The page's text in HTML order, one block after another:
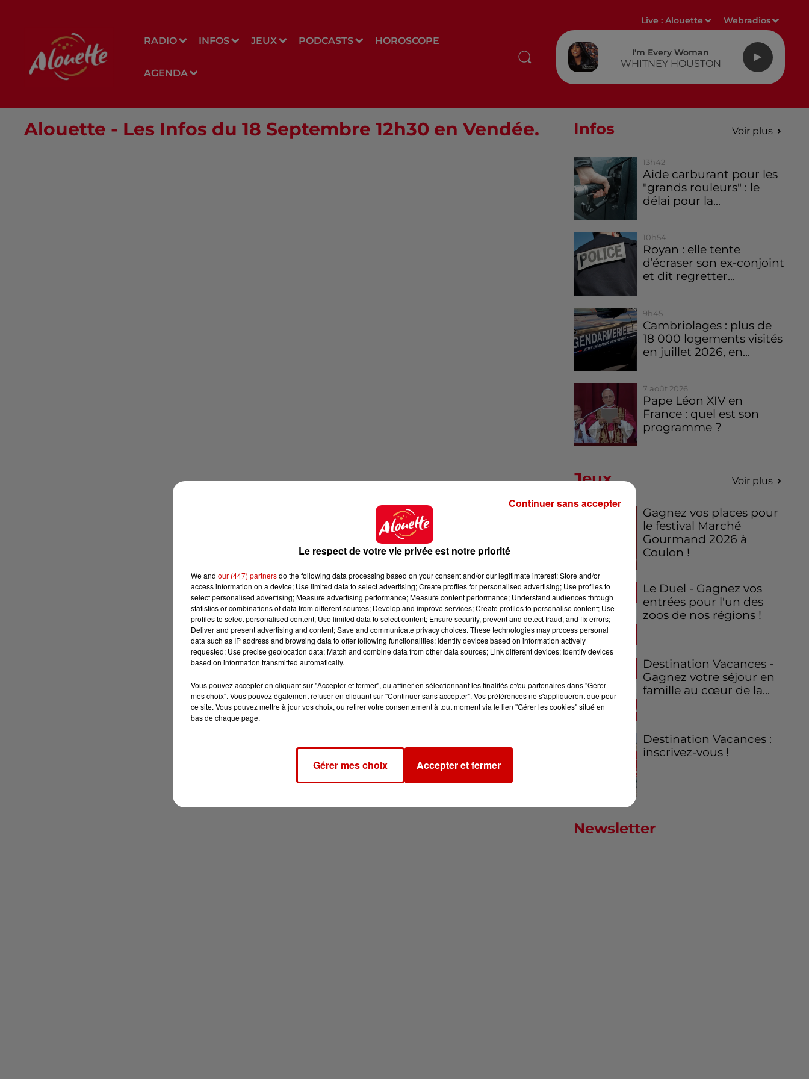
RADIO INFOS JEUX PODCASTS HOROSCOPE
AGENDA
Live :Alouette Webradios
I'm Every Woman
WHITNEY HOUSTON
Alouette - Les Infos du 18 Septembre 12h30 en Vendée. Infos Voir plus
13h42
Aide carburant pour les
"grands rouleurs" : le
délai pour la...
10h54
Royan : elle tente
d’écraser son ex-conjoint
et dit regretter...
9h45
Cambriolages : plus de
18 000 logements visités
en juillet 2026, en...
7 août 2026
Pape Léon XIV en
France : quel est son
programme ?
Jeux Voir plus
Gagnez vos places pour
le festival Marché
Gourmand 2026 à
Coulon !
Le Duel - Gagnez vos
entrées pour l'un des
zoos de nos régions !
Destination Vacances -
Gagnez votre séjour en
famille au cœur de la...
Destination Vacances :
inscrivez-vous !
Newsletter
Le respect de votre vie privée est notre priorité
We and our (447) partnersdo the following data processing based on your consent and/or our legitimate interest: Store and/or
access information on a device; Use limited data to select advertising; Create profiles for personalised advertising; Use profiles to
select personalised advertising; Measure advertising performance; Measure content performance; Understand audiences through
statistics or combinations of data from different sources; Develop and improve services; Create profiles to personalise content; Use
profiles to select personalised content; Use limited data to select content; Ensure security, prevent and detect fraud, and fix errors;
Deliver and present advertising and content; Save and communicate privacy choices. These technologies may process personal
data such as IP address and browsing data to offer following functionalities: Identify devices based on information actively
requested; Use precise geolocation data; Match and combine data from other data sources; Link different devices; Identify devices
based on information transmitted automatically.
Vous pouvez accepter en cliquant sur "Accepter et fermer", ou affiner en sélectionnant les finalités et/ou partenaires dans "Gérer
mes choix". Vous pouvez également refuser en cliquant sur "Continuer sans accepter". Vos préférences ne s'appliqueront que pour
ce site. Vous pouvez mettre à jour vos choix, ou retirer votre consentement à tout moment via le lien "Gérer les cookies" situé en
bas de chaque page.
Gérer mes choix Accepter et fermer
Continuer sans accepter